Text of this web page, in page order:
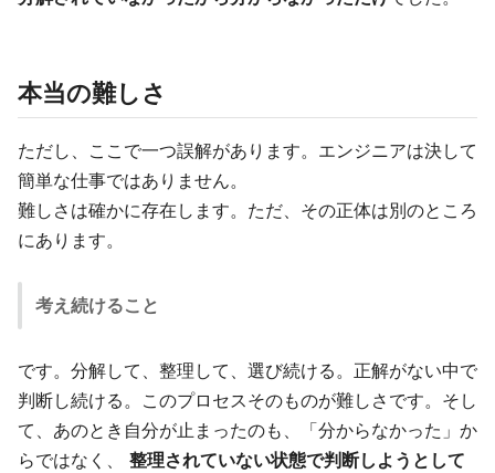
本当の難しさ
ただし、ここで一つ誤解があります。エンジニアは決して
簡単な仕事ではありません。
難しさは確かに存在します。ただ、その正体は別のところ
にあります。
考え続けること
です。分解して、整理して、選び続ける。正解がない中で
判断し続ける。このプロセスそのものが難しさです。そし
て、あのとき自分が止まったのも、「分からなかった」か
らではなく、 整理されていない状態で判断しようとして